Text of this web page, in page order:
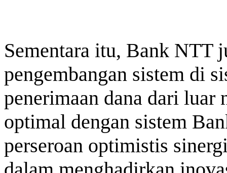
Sementara itu, Bank NTT
pengembangan sistem di
penerimaan dana dari luar
optimal dengan sistem
perseroan optimistis